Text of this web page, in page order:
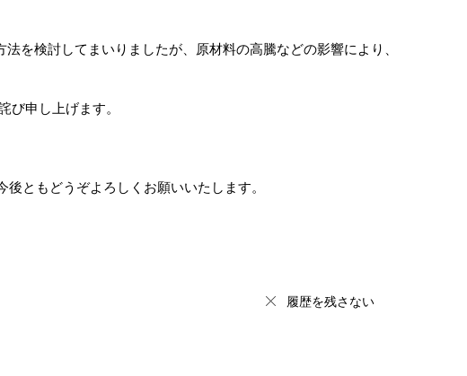
を検討してまいりましたが、原材料の高騰などの影響により、
申し上げます。
ともどうぞよろしくお願いいたします。
履歴を残さない